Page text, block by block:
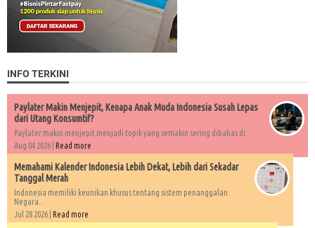
INFO TERKINI
Paylater Makin Menjepit, Kenapa Anak Muda Indonesia Susah Lepas
dari Utang Konsumtif?
Paylater makin menjepit menjadi topik yang semakin sering dibahas di...
Aug 04 2026 | Read more
Memahami Kalender Indonesia Lebih Dekat, Lebih dari Sekadar
Tanggal Merah
Indonesia memiliki keunikan khusus tentang sistem penanggalan.
Negara...
Jul 28 2026 | Read more